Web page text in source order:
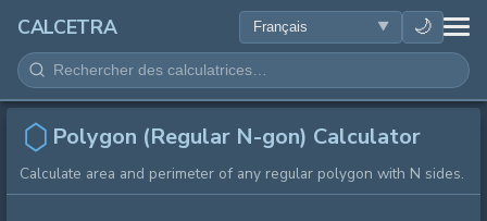
CALCETRA 🌙
MATHÉMATIQUES
CONVERSIONS
SCIENCE
Polygon (Regular N-gon) Calculator
Calculate area and perimeter of any regular polygon with N sides.